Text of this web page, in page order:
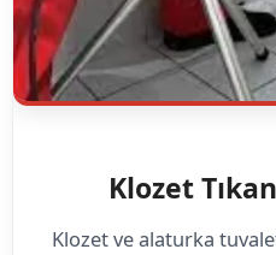
Klozet
Klozet ve alaturka